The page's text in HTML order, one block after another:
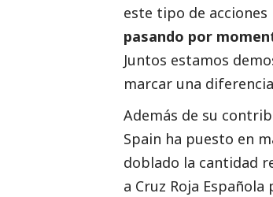
este tipo de acciones
pasando por
Juntos estamos
marcar una
Además de su
Spain ha puesto en
doblado la cantidad
a Cruz Roja Española